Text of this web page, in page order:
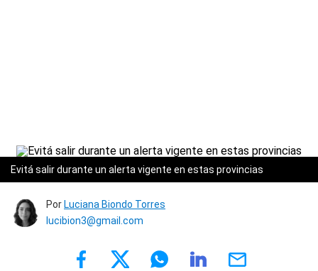
Evitá salir durante un alerta vigente en estas provincias
Por Luciana Biondo Torres
lucibion3@gmail.com